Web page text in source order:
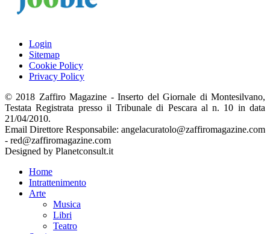
Login
Sitemap
Cookie Policy
Privacy Policy
© 2018 Zaffiro Magazine - Inserto del Giornale di Montesilvano,
Testata Registrata presso il Tribunale di Pescara al n. 10 in data
21/04/2010.
Email Direttore Responsabile: angelacuratolo@zaffiromagazine.com
- red@zaffiromagazine.com
Designed by Planetconsult.it
Home
Intrattenimento
Arte
Musica
Libri
Teatro